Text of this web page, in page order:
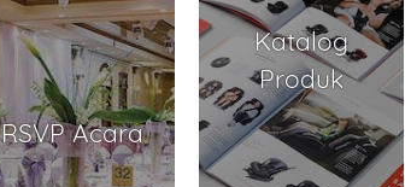
RSVP Acara
Katalog
Produk